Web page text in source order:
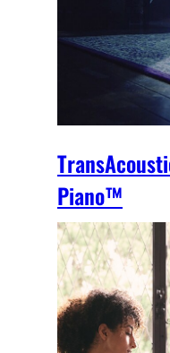
Piano™